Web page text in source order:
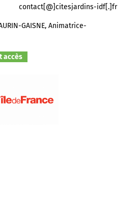
contact[@]citesjardins-idf[.]fr
GAISNE, Animatrice-
accès